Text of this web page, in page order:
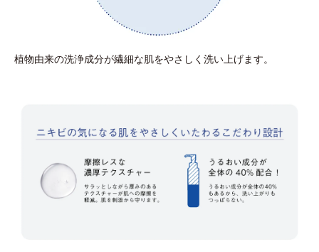
植物由来の洗浄成分が繊細な肌をやさしく洗い上げます。